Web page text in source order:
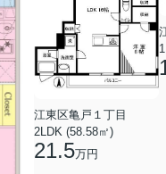
江東区亀戸１丁目
2LDK (58.58㎡)
21.5万円